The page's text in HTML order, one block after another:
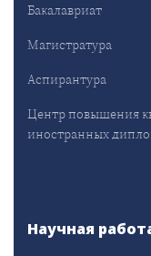
Бакалавриат
Магистратура
Аспирантура
Центр повышения
иностранных
Научная